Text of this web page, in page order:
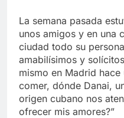
La semana pasada
unos amigos y en una
ciudad todo su
amabilísimos y
mismo en Madrid
comer, dónde Danai,
origen cubano nos
ofrecer mis amores?”